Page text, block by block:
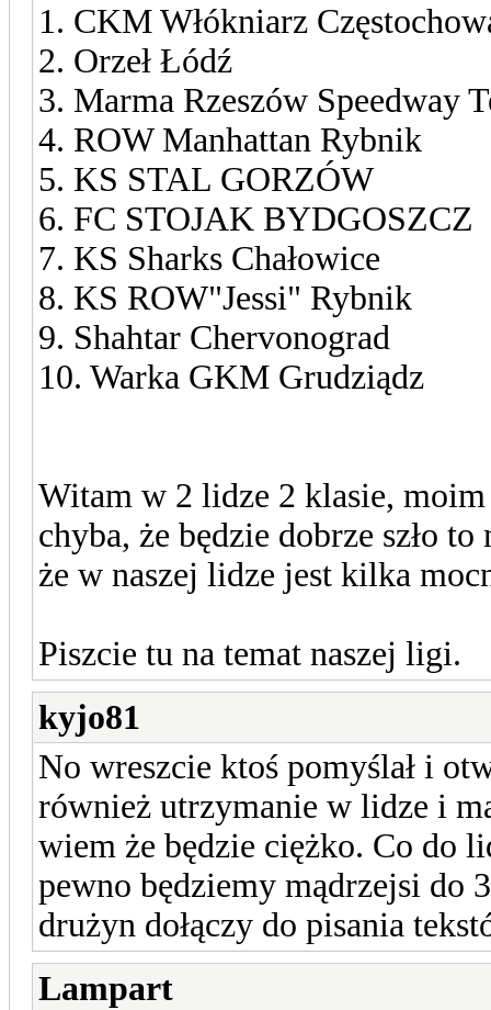
1. CKM Włókniarz
2. Orzeł Łódź
3. Marma Rzeszów Speedway
4. ROW Manhattan Rybnik
5. KS STAL GORZÓW
6. FC STOJAK BYDGOSZCZ
7. KS Sharks Chałowice
8. KS ROW"Jessi" Rybnik
9. Shahtar Chervonograd
10. Warka GKM Grudziądz
Witam w 2 lidze 2 klasie,
chyba, że będzie dobrze szło
że w naszej lidze jest kilka
Piszcie tu na temat naszej ligi.
kyjo81
No wreszcie ktoś pomyślał i
również utrzymanie w lidze i
wiem że będzie ciężko. Co do
pewno będziemy mądrzejsi do
drużyn dołączy do pisania
Lampart